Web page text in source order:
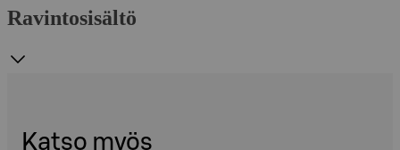
Ravintosisältö
Katso myös